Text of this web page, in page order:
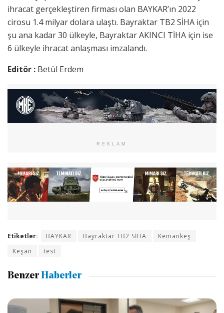
ihracat gerçekleştiren firması olan BAYKAR’ın 2022
cirosu 1.4 milyar dolara ulaştı. Bayraktar TB2 SİHA için
şu ana kadar 30 ülkeyle, Bayraktar AKINCI TİHA için ise
6 ülkeyle ihracat anlaşması imzalandı.
Editör : Betül Erdem
REKLAM
Etiketler: BAYKAR Bayraktar TB2 SİHA
Kemankeş
Keşan
test
Benzer Haberler